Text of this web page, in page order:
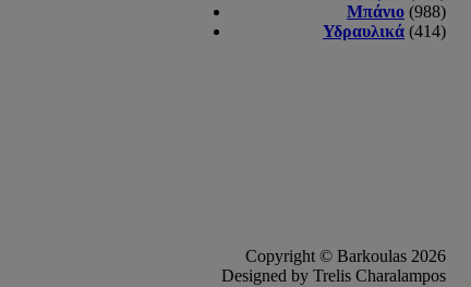
Μπάνιο (988)
Υδραυλικά (414)
Copyright © Barkoulas 2026
Designed by Trelis Charalampos